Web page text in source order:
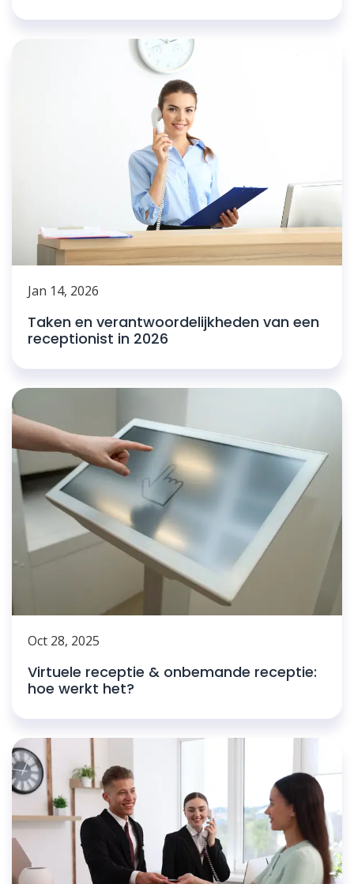
Jan 14, 2026
Taken en verantwoordelijkheden van een
receptionist in 2026
Oct 28, 2025
Virtuele receptie & onbemande receptie:
hoe werkt het?